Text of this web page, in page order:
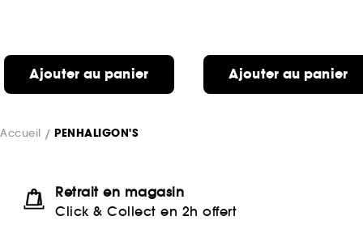
Ajouter au panier Ajouter au panier
Accueil PENHALIGON'S
Retrait en magasin
Click & Collect en 2h offert